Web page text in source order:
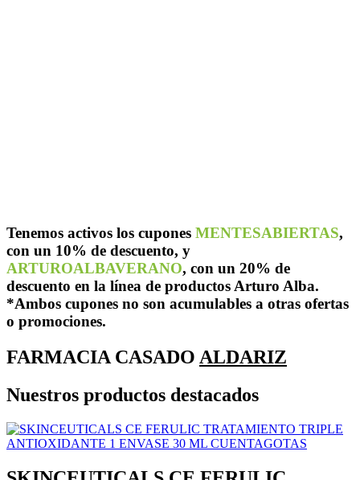
Tenemos activos los cupones MENTESABIERTAS,
con un 10% de descuento, y
ARTUROALBAVERANO, con un 20% de
descuento en la línea de productos Arturo Alba.
*Ambos cupones no son acumulables a otras ofertas
o promociones.
FARMACIA CASADO ALDARIZ
Nuestros productos destacados